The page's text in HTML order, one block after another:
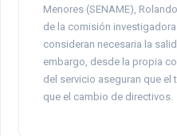
Menores (SENAME),
de la comisión
consideran necesaria la
embargo, desde la propia
del servicio aseguran que
que el cambio de directivos.